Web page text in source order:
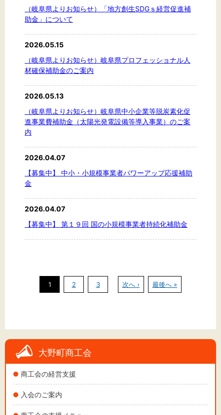
大野町商工会
商工会の経営支援
入会のご案内
（岐阜県よりお知らせ）「地方創生SDGｓ経営促進補
助金」について
2026.05.15
（岐阜県よりお知らせ）岐阜県プロフェッショナル人
材確保補助金のご案内
2026.05.13
（岐阜県よりお知らせ）岐阜県中小企業等脱炭素化促
進事業費補助金（太陽光発電設備等導入事業）のご案
内
2026.04.07
【募集中】 中小・小規模事業者パワーアップ応援補助
金
2026.04.07
【募集中】 第１９回 国の小規模事業者持続化補助金
1 2 3 次へ › 最後へ »